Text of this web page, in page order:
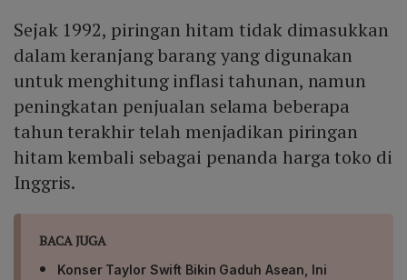
Sejak 1992, piringan hitam tidak dimasukkan
dalam keranjang barang yang digunakan
untuk menghitung inflasi tahunan, namun
peningkatan penjualan selama beberapa
tahun terakhir telah menjadikan piringan
hitam kembali sebagai penanda harga toko di
Inggris.
BACA JUGA
Konser Taylor Swift Bikin Gaduh Asean, Ini